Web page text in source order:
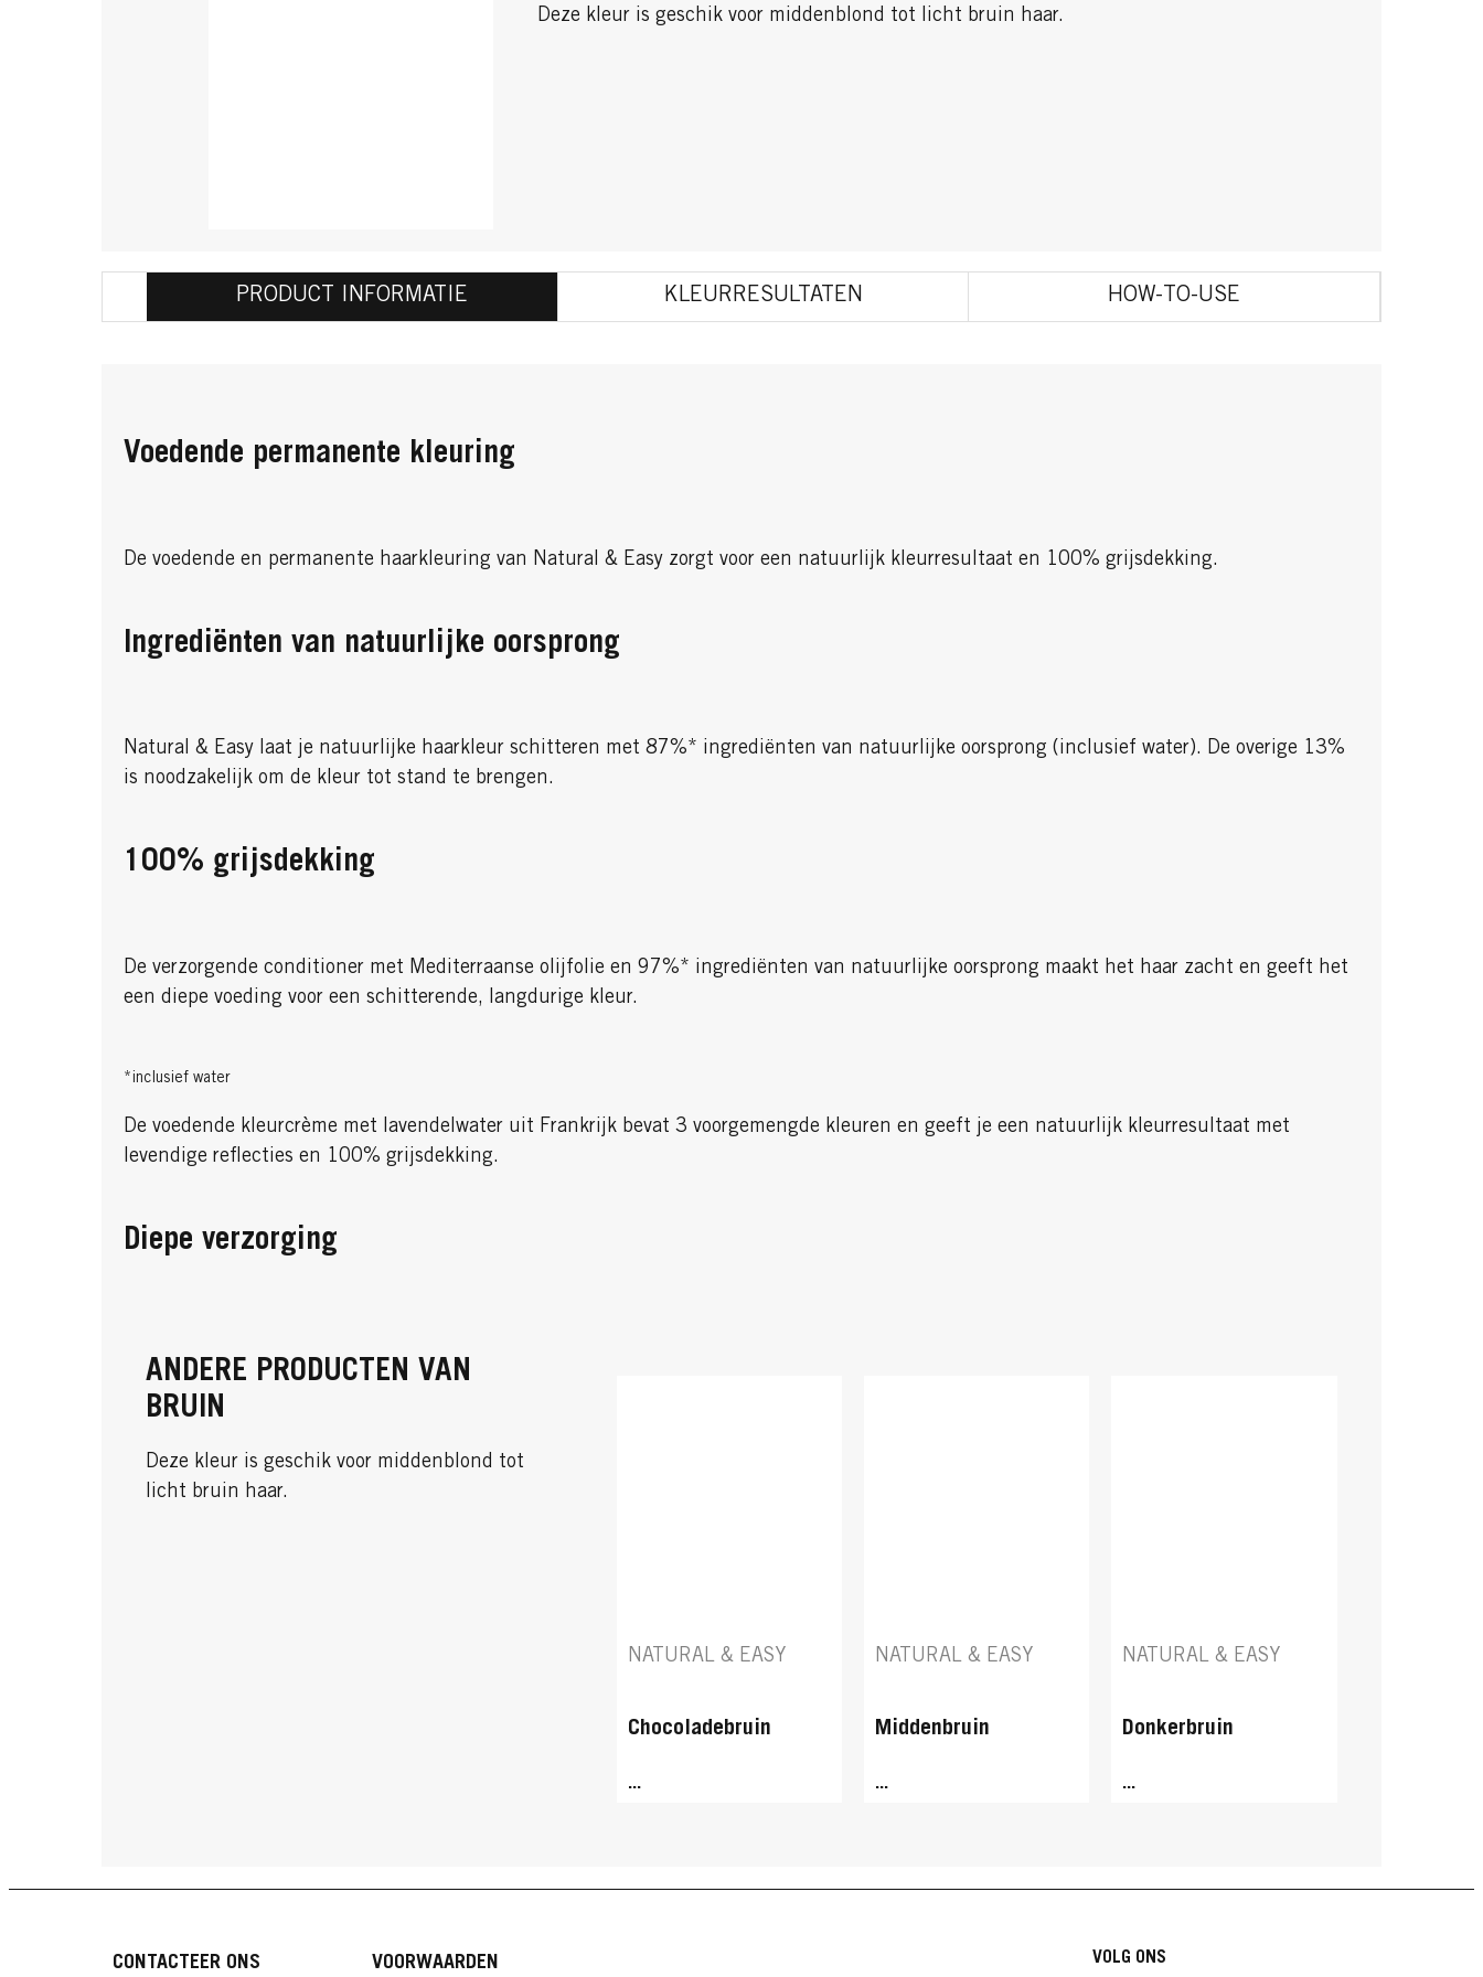
Deze kleur is geschik voor middenblond tot licht bruin haar.
PRODUCT INFORMATIE KLEURRESULTATEN HOW-TO-USE
Voedende permanente kleuring
De voedende en permanente haarkleuring van Natural & Easy zorgt voor een natuurlijk kleurresultaat en 100% grijsdekking.
Ingrediënten van natuurlijke oorsprong
Natural & Easy laat je natuurlijke haarkleur schitteren met 87%* ingrediënten van natuurlijke oorsprong (inclusief water). De overige 13%
is noodzakelijk om de kleur tot stand te brengen.
100% grijsdekking
De verzorgende conditioner met Mediterraanse olijfolie en 97%* ingrediënten van natuurlijke oorsprong maakt het haar zacht en geeft het
een diepe voeding voor een schitterende, langdurige kleur.
*inclusief water
De voedende kleurcrème met lavendelwater uit Frankrijk bevat 3 voorgemengde kleuren en geeft je een natuurlijk kleurresultaat met
levendige reflecties en 100% grijsdekking.
Diepe verzorging
ANDERE PRODUCTEN VAN
BRUIN
Deze kleur is geschik voor middenblond tot
licht bruin haar.
NATURAL & EASY
Chocoladebruin
...
NATURAL & EASY
Middenbruin
...
NATURAL & EASY
Donkerbruin
...
CONTACTEER ONS VOORWAARDEN VOLG ONS